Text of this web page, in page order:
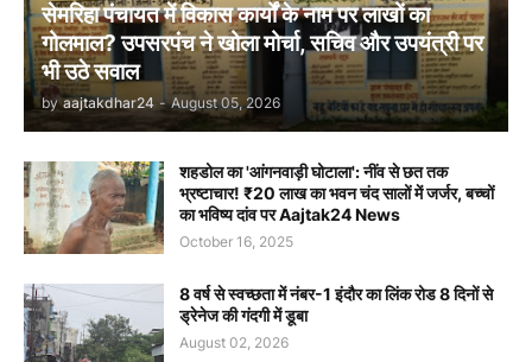
सेमरिहा पंचायत में विकास कार्यों के नाम पर लाखों का
गोलमाल? उपसरपंच ने खोला मोर्चा, सचिव और उपयंत्री पर
भी उठे सवाल
by aajtakdhar24 - August 05, 2026
शहडोल का 'आंगनवाड़ी घोटाला': नींव से छत तक
भ्रष्टाचार! ₹20 लाख का भवन चंद सालों में जर्जर, बच्चों
का भविष्य दांव पर Aajtak24 News
October 16, 2025
8 वर्ष से स्वच्छता में नंबर-1 इंदौर का लिंक रोड 8 दिनों से
ड्रेनेज की गंदगी में डूबा
August 02, 2026